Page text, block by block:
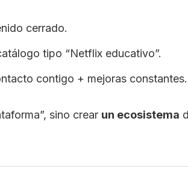
cerrado.
tipo “Netflix educativo”.
contigo + mejoras constantes.
sino crear un ecosistema